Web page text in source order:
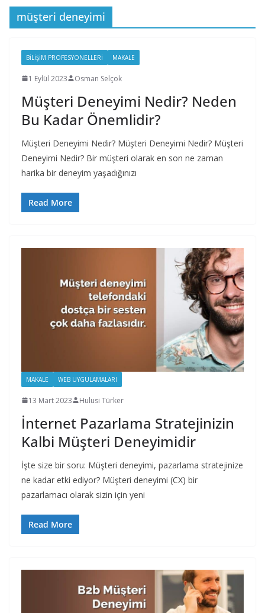
müşteri deneyimi
BILIŞIM PROFESYONELLERI MAKALE
1 Eylül 2023 Osman Selçok
Müşteri Deneyimi Nedir? Neden
Bu Kadar Önemlidir?
Müşteri Deneyimi Nedir? Müşteri Deneyimi Nedir? Müşteri
Deneyimi Nedir? Bir müşteri olarak en son ne zaman
harika bir deneyim yaşadığınızı
Read More
MAKALE WEB UYGULAMALARI
13 Mart 2023 Hulusi Türker
İnternet Pazarlama Stratejinizin
Kalbi Müşteri Deneyimidir
İşte size bir soru: Müşteri deneyimi, pazarlama stratejinize
ne kadar etki ediyor? Müşteri deneyimi (CX) bir
pazarlamacı olarak sizin için yeni
Read More